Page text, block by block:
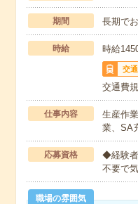
期間 長期で
時給 時給
交
交通費
仕事内容
生産作
業、SA
応募資格
◆経験者
不要で
職場の雰囲気